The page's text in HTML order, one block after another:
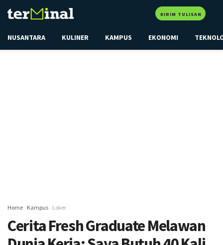
KIRIM TULISAN
NUSANTARA KULINER KAMPUS EKONOMI
Home Kampus Loker
Cerita Fresh Graduate Melawan